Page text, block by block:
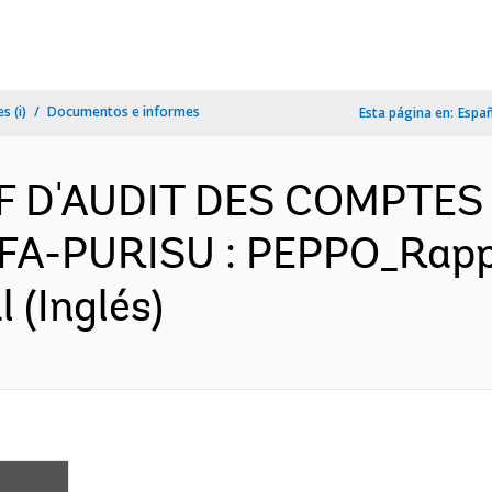
(i) Documentos e informes Esta página en:
D'AUDIT DES
PURISU :
(Inglés)